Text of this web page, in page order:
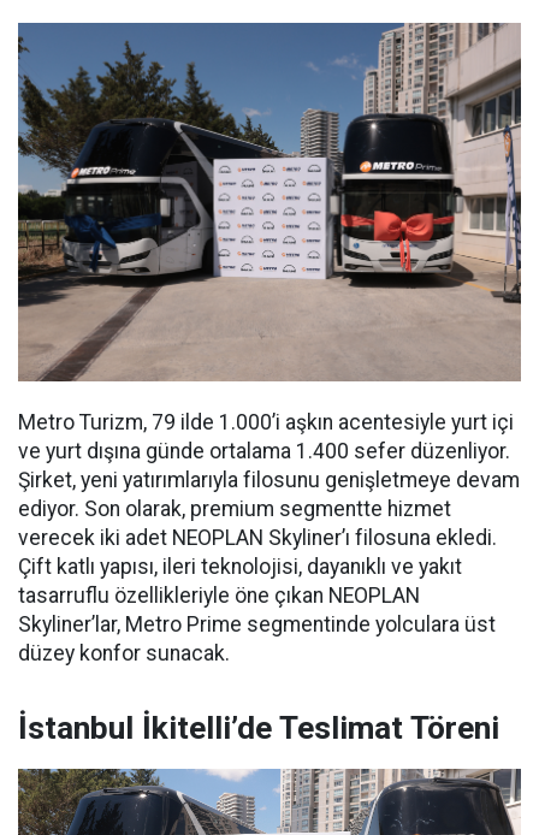
Metro Turizm, 79 ilde 1.000’i aşkın acentesiyle yurt içi
ve yurt dışına günde ortalama 1.400 sefer düzenliyor.
Şirket, yeni yatırımlarıyla filosunu genişletmeye devam
ediyor. Son olarak, premium segmentte hizmet
verecek iki adet NEOPLAN Skyliner’ı filosuna ekledi.
Çift katlı yapısı, ileri teknolojisi, dayanıklı ve yakıt
tasarruflu özellikleriyle öne çıkan NEOPLAN
Skyliner’lar, Metro Prime segmentinde yolculara üst
düzey konfor sunacak.
İstanbul İkitelli’de Teslimat Töreni